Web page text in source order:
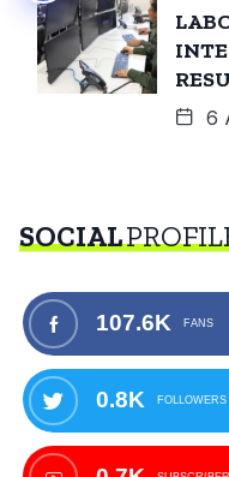
6
SOCIAL
107.6K FANS
0.8K FOLLOWERS